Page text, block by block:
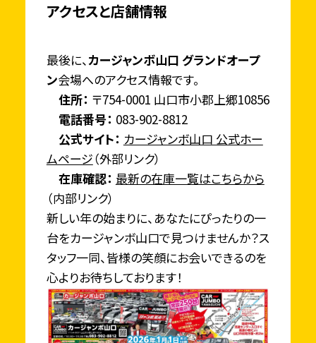
アクセスと店舗情報
最後に、カージャンボ山口 グランドオープ
ン会場へのアクセス情報です。
住所： 〒754-0001 山口市小郡上郷10856
電話番号： 083-902-8812
公式サイト： カージャンボ山口 公式ホー
ムページ（外部リンク）
在庫確認： 最新の在庫一覧はこちらから
（内部リンク）
新しい年の始まりに、あなたにぴったりの一
台をカージャンボ山口で見つけませんか？ス
タッフ一同、皆様の笑顔にお会いできるのを
心よりお待ちしております！